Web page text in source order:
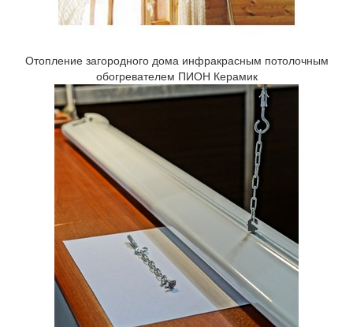
Отопление загородного дома инфракрасным потолочным
обогревателем ПИОН Керамик